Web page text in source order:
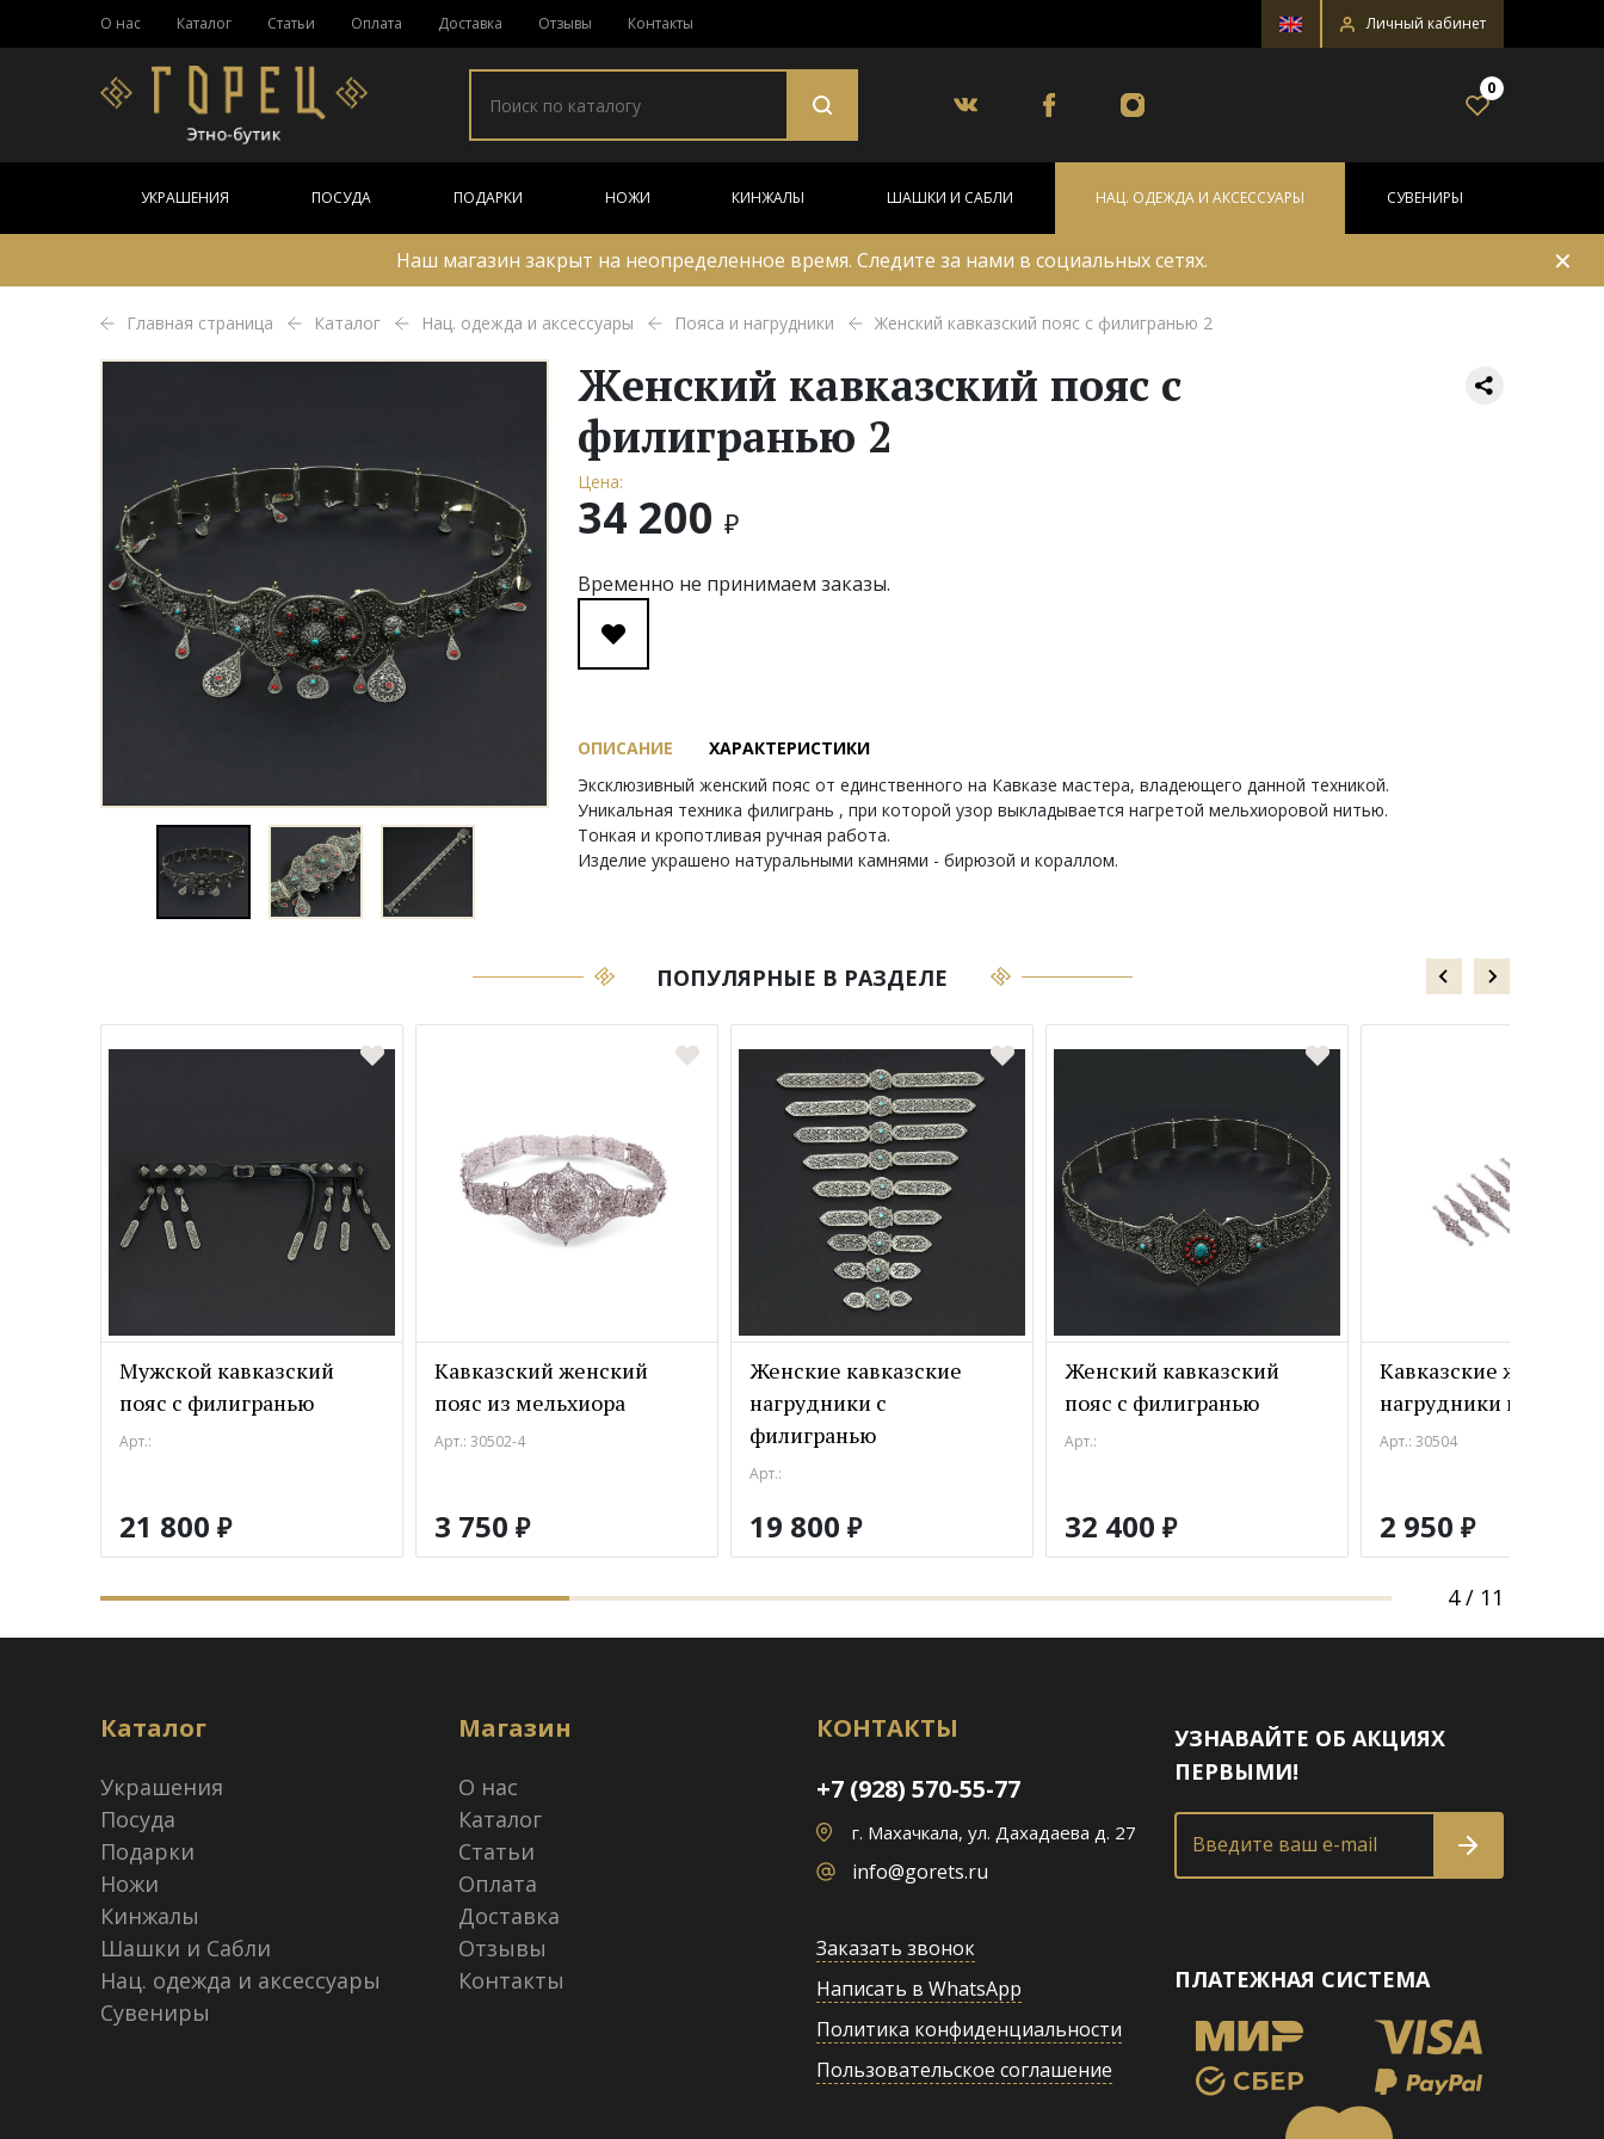
О нас Каталог Статьи Оплата Доставка Отзывы Контакты Личный кабинет
0
УКРАШЕНИЯ ПОСУДА ПОДАРКИ НОЖИ КИНЖАЛЫ ШАШКИ И САБЛИ НАЦ. ОДЕЖДА И АКСЕССУАРЫ СУВЕНИРЫ
Наш магазин закрыт на неопределенное время. Следите за нами в социальных сетях. ✕
Главная страница Каталог Нац. одежда и аксессуары Пояса и нагрудники Женский кавказский пояс с филигранью 2
Женский кавказский пояс с
филигранью 2
Цена:
34 200 ₽
Временно не принимаем заказы.
ОПИСАНИЕ
ХАРАКТЕРИСТИКИ
Эксклюзивный женский пояс от единственного на Кавказе мастера, владеющего данной техникой.
Уникальная техника филигрань , при которой узор выкладывается нагретой мельхиоровой нитью.
Тонкая и кропотливая ручная работа.
Изделие украшено натуральными камнями - бирюзой и кораллом.
ПОПУЛЯРНЫЕ В РАЗДЕЛЕ
Мужской кавказский
пояс с филигранью
Арт.:
21 800 ₽
Кавказский женский
пояс из мельхиора
Арт.: 30502-4
3 750 ₽
Женские кавказские
нагрудники с
филигранью
Арт.:
19 800 ₽
Женский кавказский
пояс с филигранью
Арт.:
32 400 ₽
Кавказские женские
нагрудники из
Арт.: 30504
2 950 ₽
4 / 11
Каталог
Украшения
Посуда
Подарки
Ножи
Кинжалы
Шашки и Сабли
Нац. одежда и аксессуары
Сувениры
Магазин
О нас
Каталог
Статьи
Оплата
Доставка
Отзывы
Контакты
КОНТАКТЫ
+7 (928) 570-55-77
г. Махачкала, ул. Дахадаева д. 27
info@gorets.ru
Заказать звонок
Написать в WhatsApp
Политика конфиденциальности
Пользовательское соглашение
УЗНАВАЙТЕ ОБ АКЦИЯХ
ПЕРВЫМИ!
Введите ваш e-mail
ПЛАТЕЖНАЯ СИСТЕМА